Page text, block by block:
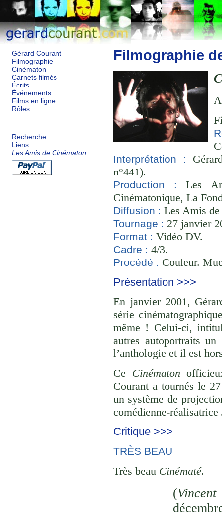
Gérard Courant
Filmographie
Cinématon
Carnets filmés
Écrits
Événements
Films en ligne
Rôles
Recherche
Liens
Les Amis de Cinématon
Filmographie
Interprétation :
n°441).
Production :
Les
Cinématonique, La
Diffusion : Les Amis
Tournage : 27 janvier
Format : Vidéo DV.
Cadre : 4/3.
Procédé : Couleur.
Présentation >>>
En janvier 2001,
série
même ! Celui-ci,
autres autoportraits
l’anthologie et il est
Ce Cinématon
Courant a tournés le
un système de
comédienne-
Critique >>>
TRÈS BEAU
Très beau Cinématé.
(